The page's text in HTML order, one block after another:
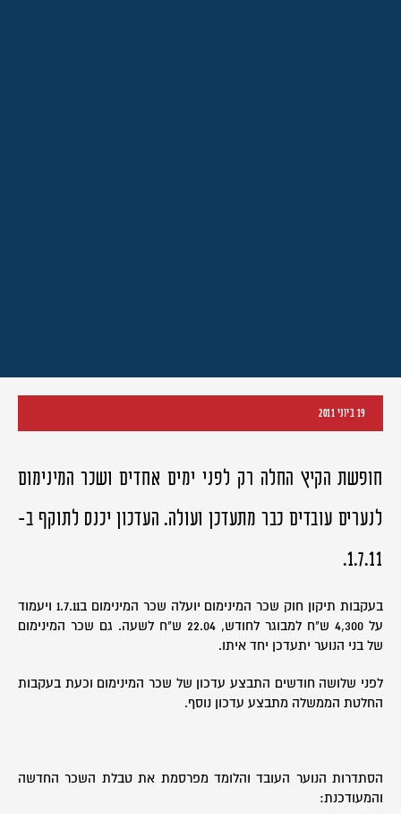
19 ביוני 2011
חופשת הקיץ החלה רק לפני ימים אחדים ושכר המינימום
לנערים עובדים כבר מתעדכן ועולה. העדכון יכנס לתוקף ב-
1.7.11.
בעקבות תיקון חוק שכר המינימום יועלה שכר המינימום ב1.7.11 ויעמוד
על 4,300 ש"ח למבוגר לחודש, 22.04 ש"ח לשעה. גם שכר המינימום
של בני הנוער יתעדכן יחד איתו.
לפני שלושה חודשים התבצע עדכון של שכר המינימום וכעת בעקבות
החלטת הממשלה מתבצע עדכון נוסף.
הסתדרות הנוער העובד והלומד מפרסמת את טבלת השכר החדשה
והמעודכנת: